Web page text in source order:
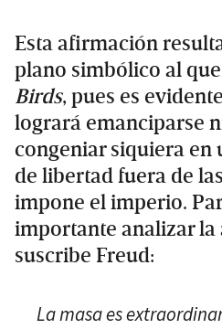
Esta afirmación
plano simbólico al
Birds, pues es
logrará emanciparse
congeniar siquiera en
de libertad fuera de
impone el imperio.
importante analizar
suscribe Freud:
La masa es